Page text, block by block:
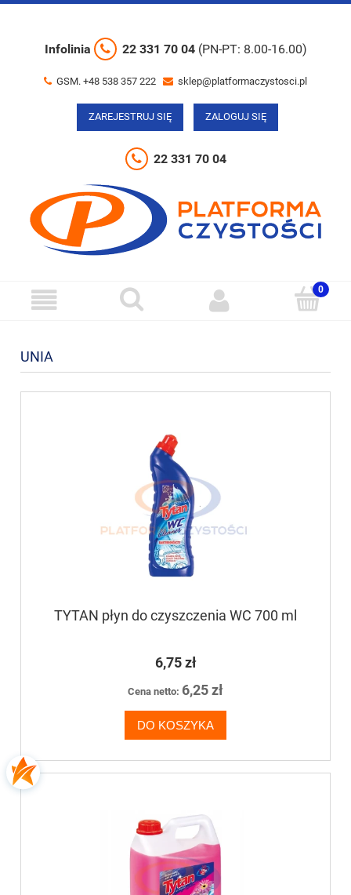
Infolinia 22 331 70 04 (PN-PT: 8.00-16.00)
GSM. +48 538 357 222 sklep@platformaczystosci.pl
ZAREJESTRUJ SIĘ ZALOGUJ SIĘ
22 331 70 04
UNIA
TYTAN płyn do czyszczenia WC 700 ml
6,75 zł
Cena netto: 6,25 zł
DO KOSZYKA